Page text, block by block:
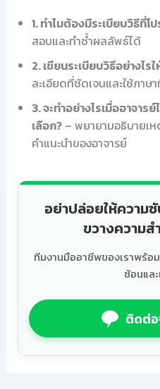
1. ทำไมต้องมีระเบียบวิธีที่โ
สอบและทำซ้ำผลลัพธ์ได้
2. เขียนระเบียบวิธีอย่างไรใ
ละเอียดที่ชัดเจนและใช้ภาษา
3. จะทำอย่างไรเมื่ออาจาร
เลือก?– พยายามอธิบายเห
คำแนะนำของอาจารย์
อย่าปล่อยให้ความ
ขวางความ
ทีมงานมืออาชีพของเราพร้
ซ้อนแล
ติดต่อ